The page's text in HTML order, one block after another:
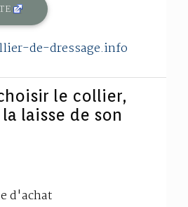
de-dressage.info
le collier,
laisse de son
d'achat